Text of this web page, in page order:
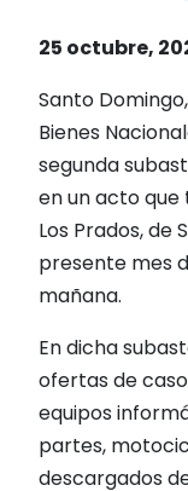
25 octubre,
Santo
Bienes
segunda
en un acto
Los Prados, de
presente mes
mañana.
En dicha
ofertas de
equipos
partes,
descargados